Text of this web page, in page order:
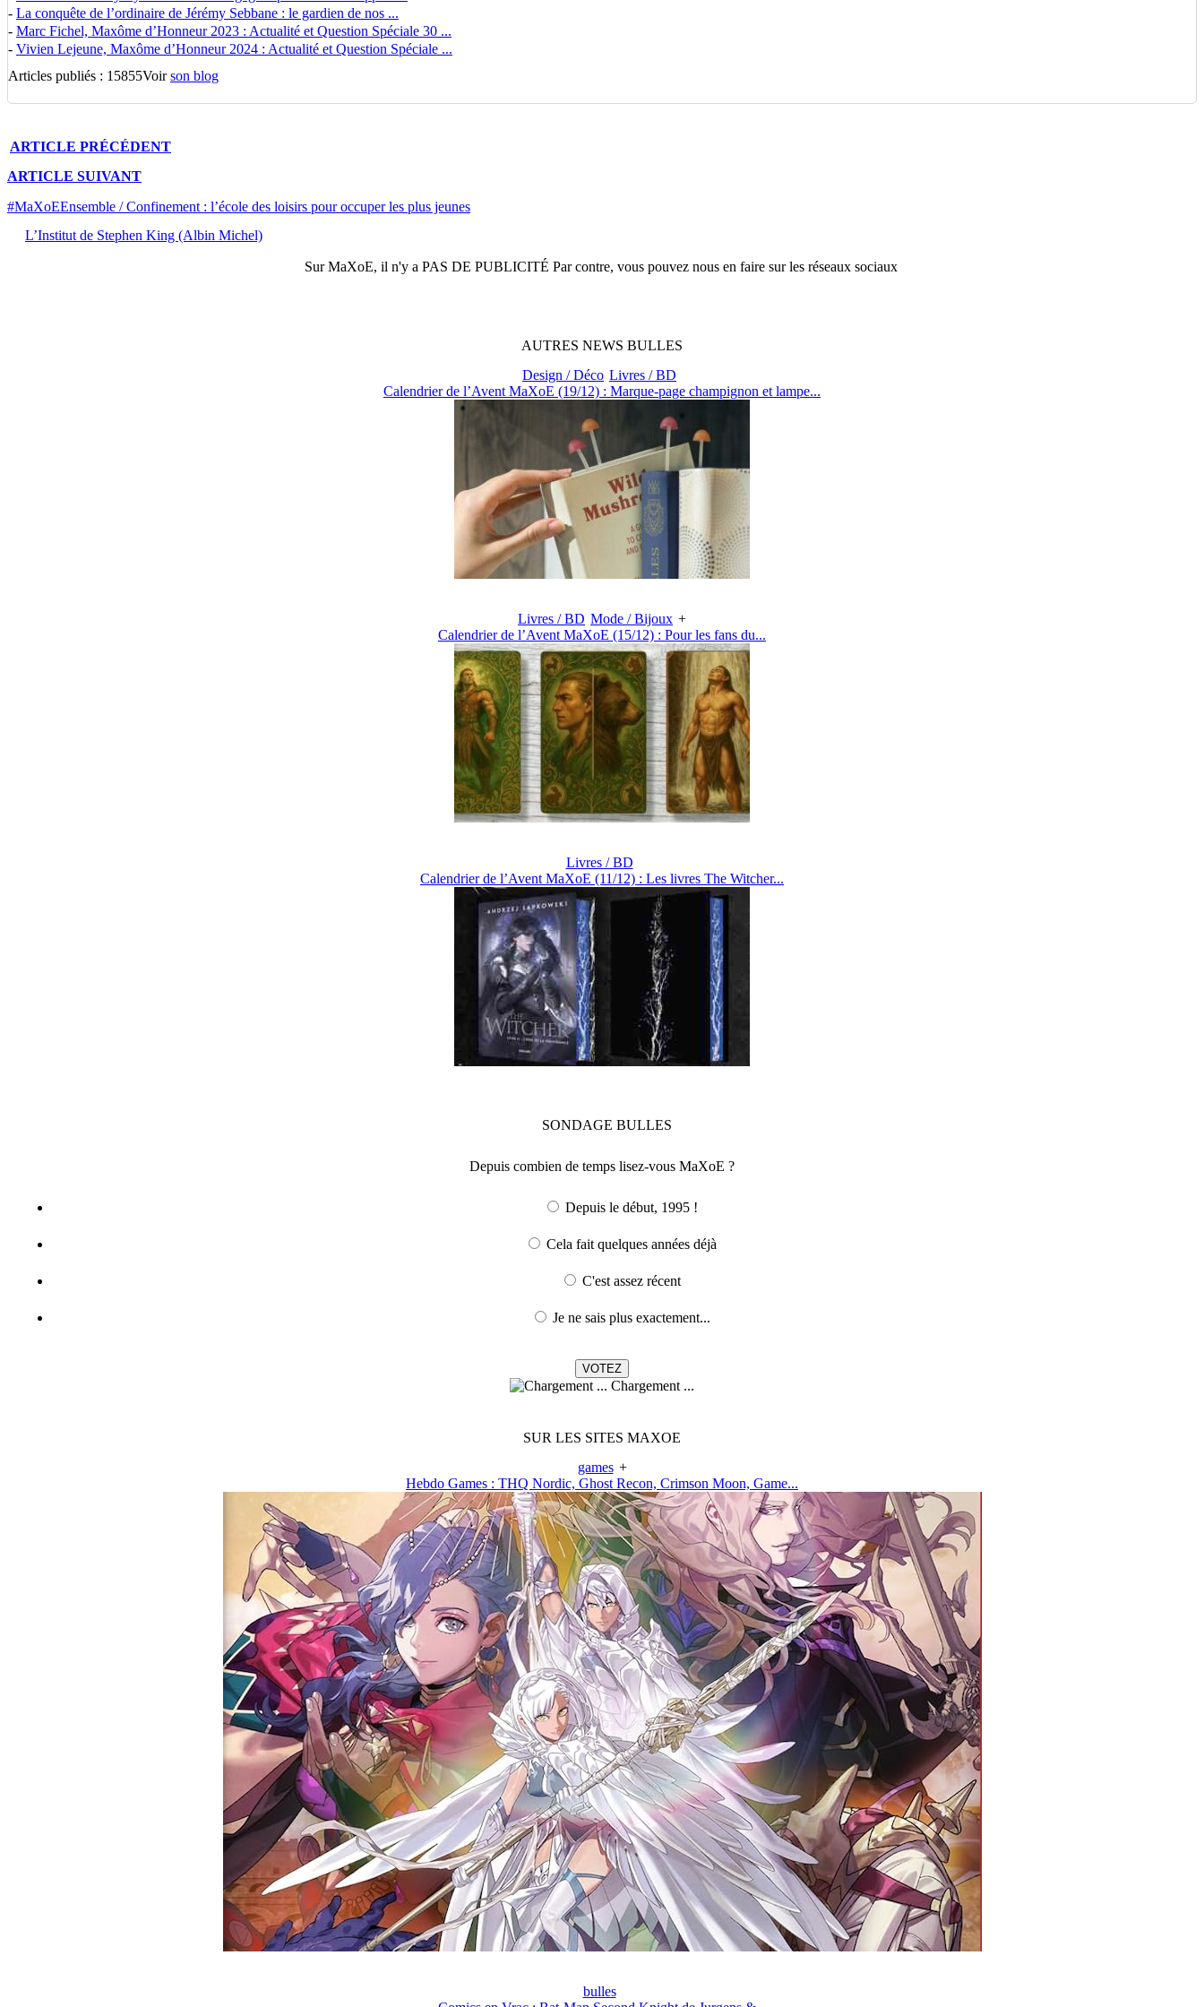
- La conquête de l’ordinaire de Jérémy Sebbane : le gardien de nos ...
- Marc Fichel, Maxôme d’Honneur 2023 : Actualité et Question Spéciale 30 ...
- Vivien Lejeune, Maxôme d’Honneur 2024 : Actualité et Question Spéciale ...
Articles publiés : 15855Voirson blog
ARTICLE PRÉCÉDENT
ARTICLE SUIVANT
#MaXoEEnsemble / Confinement : l’école des loisirs pour occuper les plus jeunes
L’Institut de Stephen King (Albin Michel)
SurMaXoE, il n'y a PAS DE PUBLICITÉ Par contre, vous pouvez nous en faire sur les réseaux sociaux
AUTRES NEWS BULLES
Design / Déco Livres / BD
Calendrier de l’Avent MaXoE (19/12) : Marque-page champignon et lampe...
Livres / BD Mode / Bijoux +
Calendrier de l’Avent MaXoE (15/12) : Pour les fans du...
Livres / BD
Calendrier de l’Avent MaXoE (11/12) : Les livres The Witcher...
SONDAGE BULLES
Depuis combien de temps lisez-vous MaXoE ?
Depuis le début, 1995 !
Cela fait quelques années déjà
C'est assez récent
Je ne sais plus exactement...
Chargement ...
SUR LES SITES MAXOE
games +
Hebdo Games : THQ Nordic, Ghost Recon, Crimson Moon, Game...
bulles